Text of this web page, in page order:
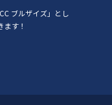
ブルザイズ」とし
す！